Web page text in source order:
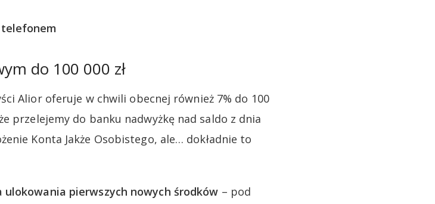
telefonem
do 100 000 zł
Alior oferuje w chwili obecnej również 7% do 100
przelejemy do banku nadwyżkę nad saldo z dnia
Konta Jakże Osobistego, ale… dokładnie to
ulokowania pierwszych nowych środków – pod